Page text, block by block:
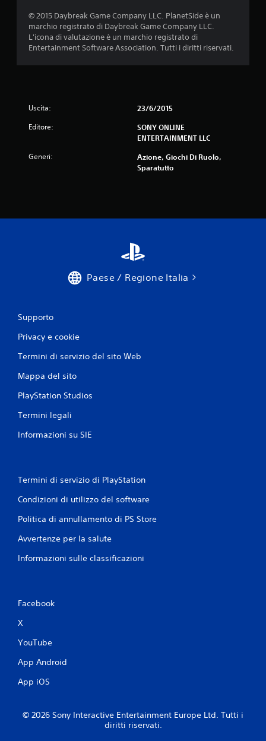
© 2015 Daybreak Game Company LLC. PlanetSide è un
marchio registrato di Daybreak Game Company LLC.
L'icona di valutazione è un marchio registrato di
Entertainment Software Association. Tutti i diritti riservati.
Uscita: 23/6/2015
Editore:
SONY ONLINE
ENTERTAINMENT LLC
Generi:
Azione, Giochi Di Ruolo,
Sparatutto
Paese / Regione Italia
Supporto
Privacy e cookie
Termini di servizio del sito Web
Mappa del sito
PlayStation Studios
Termini legali
Informazioni su SIE
Termini di servizio di PlayStation
Condizioni di utilizzo del software
Politica di annullamento di PS Store
Avvertenze per la salute
Informazioni sulle classificazioni
Facebook
X
YouTube
App Android
App iOS
© 2026 Sony Interactive Entertainment Europe Ltd. Tutti i
diritti riservati.